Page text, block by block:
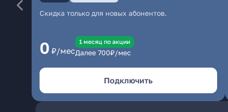
Скидка только для новых абонентов.
0 ₽/мес
1 месяц по акции
Далее 700₽/мес
Подключить